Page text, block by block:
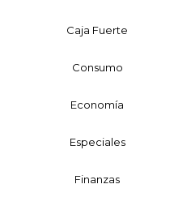
Caja Fuerte
Consumo
Economía
Especiales
Finanzas